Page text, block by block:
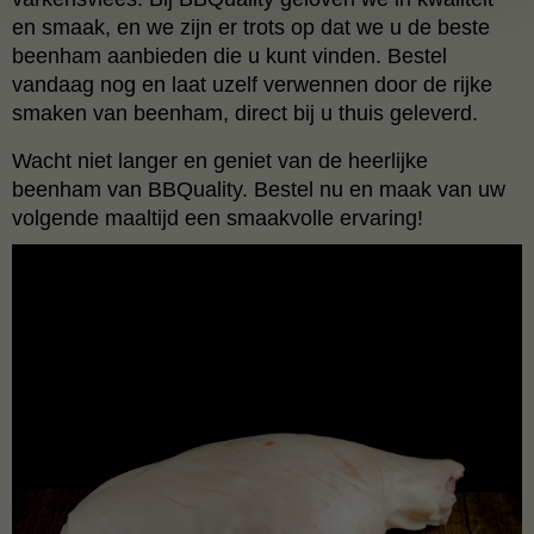
en smaak, en we zijn er trots op dat we u de beste
beenham aanbieden die u kunt vinden. Bestel
vandaag nog en laat uzelf verwennen door de rijke
smaken van beenham, direct bij u thuis geleverd.
Wacht niet langer en geniet van de heerlijke
beenham van BBQuality. Bestel nu en maak van uw
volgende maaltijd een smaakvolle ervaring!